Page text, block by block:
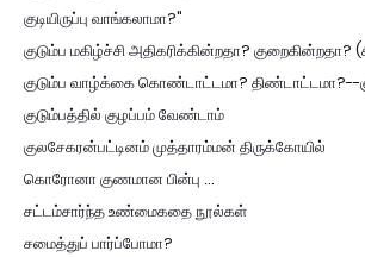
குடியிருப்பு வாங்கலாமா?"
குடும்ப மகிழ்ச்சி அதிகரிக்கின்றதா? குறைகின்றதா?
குடும்ப வாழ்க்கை கொண்டாட்டமா? திண்டாட்டமா?--
குடும்பத்தில் குழப்பம் வேண்டாம்
குலசேகரன்பட்டினம் முத்தாரம்மன் திருக்கோயில்
கொரோனா குணமான பின்பு ...
சட்டம்சார்ந்த உண்மைகதை நூல்கள்
சமைத்துப் பார்ப்போமா?